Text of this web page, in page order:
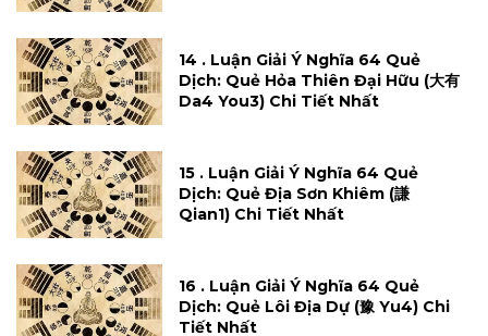
14 . Luận Giải Ý Nghĩa 64 Quẻ
Dịch: Quẻ Hỏa Thiên Đại Hữu (大有
Da4 You3) Chi Tiết Nhất
15 . Luận Giải Ý Nghĩa 64 Quẻ
Dịch: Quẻ Địa Sơn Khiêm (謙
Qian1) Chi Tiết Nhất
16 . Luận Giải Ý Nghĩa 64 Quẻ
Dịch: Quẻ Lôi Địa Dự (豫 Yu4) Chi
Tiết Nhất